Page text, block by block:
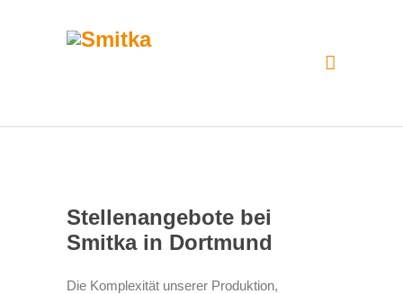
Stellenangebote bei
Smitka in Dortmund
Die Komplexität unserer Produktion,